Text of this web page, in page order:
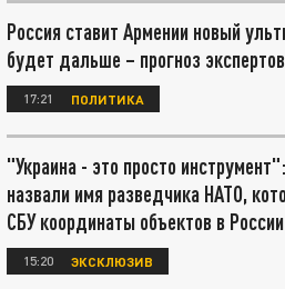
Россия ставит Армении новый
будет дальше – прогноз экспертов
17:21 ПОЛИТИКА
"Украина - это просто
назвали имя разведчика НАТО,
СБУ координаты объектов в России
15:20 ЭКСКЛЮЗИВ